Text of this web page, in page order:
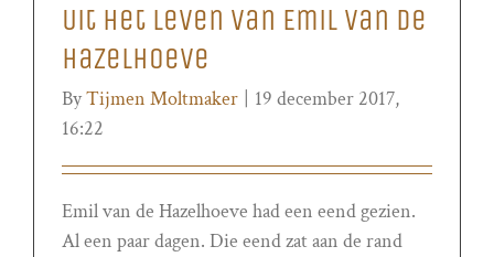
Uit het leven van Emil van de
Hazelhoeve
ByTijmen Moltmaker
19 december 2017,
16:22
Emil van de Hazelhoeve had een eend gezien.
Al een paar dagen. Die eend zat aan de rand